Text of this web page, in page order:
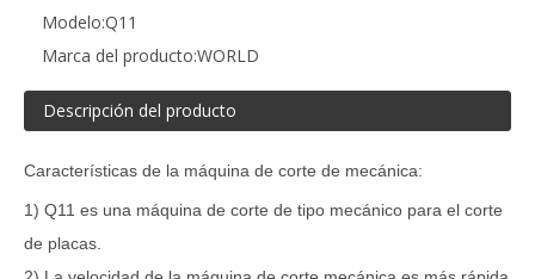
Modelo:Q11
Marca del producto:WORLD
Descripción del producto
Características de la máquina de corte de mecánica:
1) Q11 es una máquina de corte de tipo mecánico para el corte
de placas.